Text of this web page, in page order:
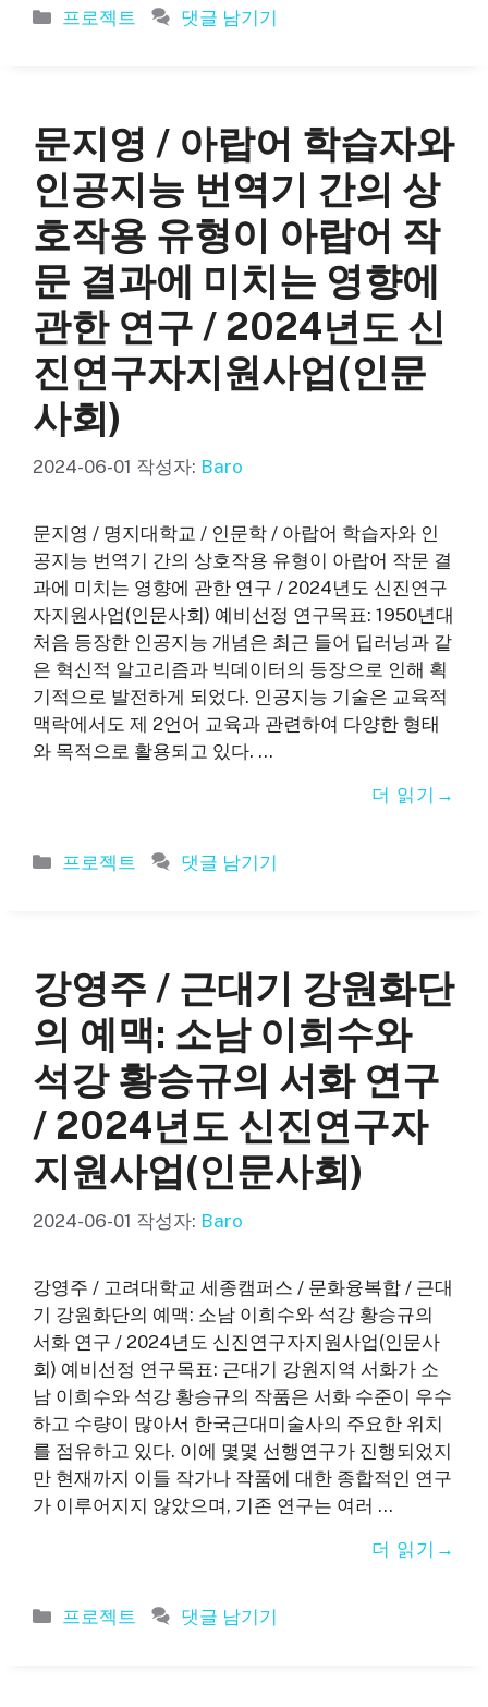
카
프로젝트 댓글 남기기
문지영 / 아랍어 학습자와
인공지능 번역기 간의 상
호작용 유형이 아랍어 작
문 결과에 미치는 영향에
관한 연구 / 2024년도 신
진연구자지원사업(인문
사회)
2024-06-01 작성자: Baro
문지영 / 명지대학교 / 인문학 / 아랍어 학습자와 인
공지능 번역기 간의 상호작용 유형이 아랍어 작문 결
과에 미치는 영향에 관한 연구 / 2024년도 신진연구
자지원사업(인문사회) 예비선정 연구목표: 1950년대
처음 등장한 인공지능 개념은 최근 들어 딥러닝과 같
은 혁신적 알고리즘과 빅데이터의 등장으로 인해 획
기적으로 발전하게 되었다. 인공지능 기술은 교육적
맥락에서도 제 2언어 교육과 관련하여 다양한 형태
와 목적으로 활용되고 있다. …
더 읽기
카
프로젝트 댓글 남기기
강영주 / 근대기 강원화단
의 예맥: 소남 이희수와
석강 황승규의 서화 연구
/ 2024년도 신진연구자
지원사업(인문사회)
2024-06-01 작성자: Baro
강영주 / 고려대학교 세종캠퍼스 / 문화융복합 / 근대
기 강원화단의 예맥: 소남 이희수와 석강 황승규의
서화 연구 / 2024년도 신진연구자지원사업(인문사
회) 예비선정 연구목표: 근대기 강원지역 서화가 소
남 이희수와 석강 황승규의 작품은 서화 수준이 우수
하고 수량이 많아서 한국근대미술사의 주요한 위치
를 점유하고 있다. 이에 몇몇 선행연구가 진행되었지
만 현재까지 이들 작가나 작품에 대한 종합적인 연구
가 이루어지지 않았으며, 기존 연구는 여러 …
더 읽기
카
프로젝트 댓글 남기기